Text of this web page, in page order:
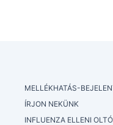
MELLÉKHATÁS-
ÍRJON NEKÜNK
INFLUENZA ELLENI